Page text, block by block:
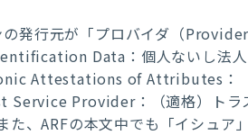
発行元が「プロバイダ（
Data：個人ないし法人
Attestations of Attributes：（
Provider：（適格）トラ
た、ARFの本文中でも「イシュア